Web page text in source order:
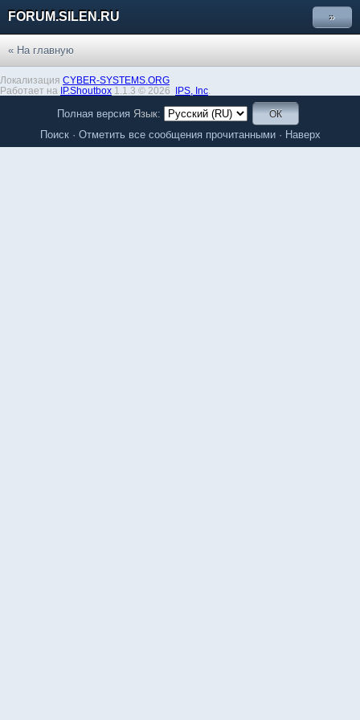
FORUM.SILEN.RU »
« На главную
Локализация CYBER-SYSTEMS.ORG
Работает на IP.Shoutbox 1.1.3 © 2026 IPS, Inc
Полная версия Язык:
Поиск· Отметить все сообщения прочитанными· Наверх